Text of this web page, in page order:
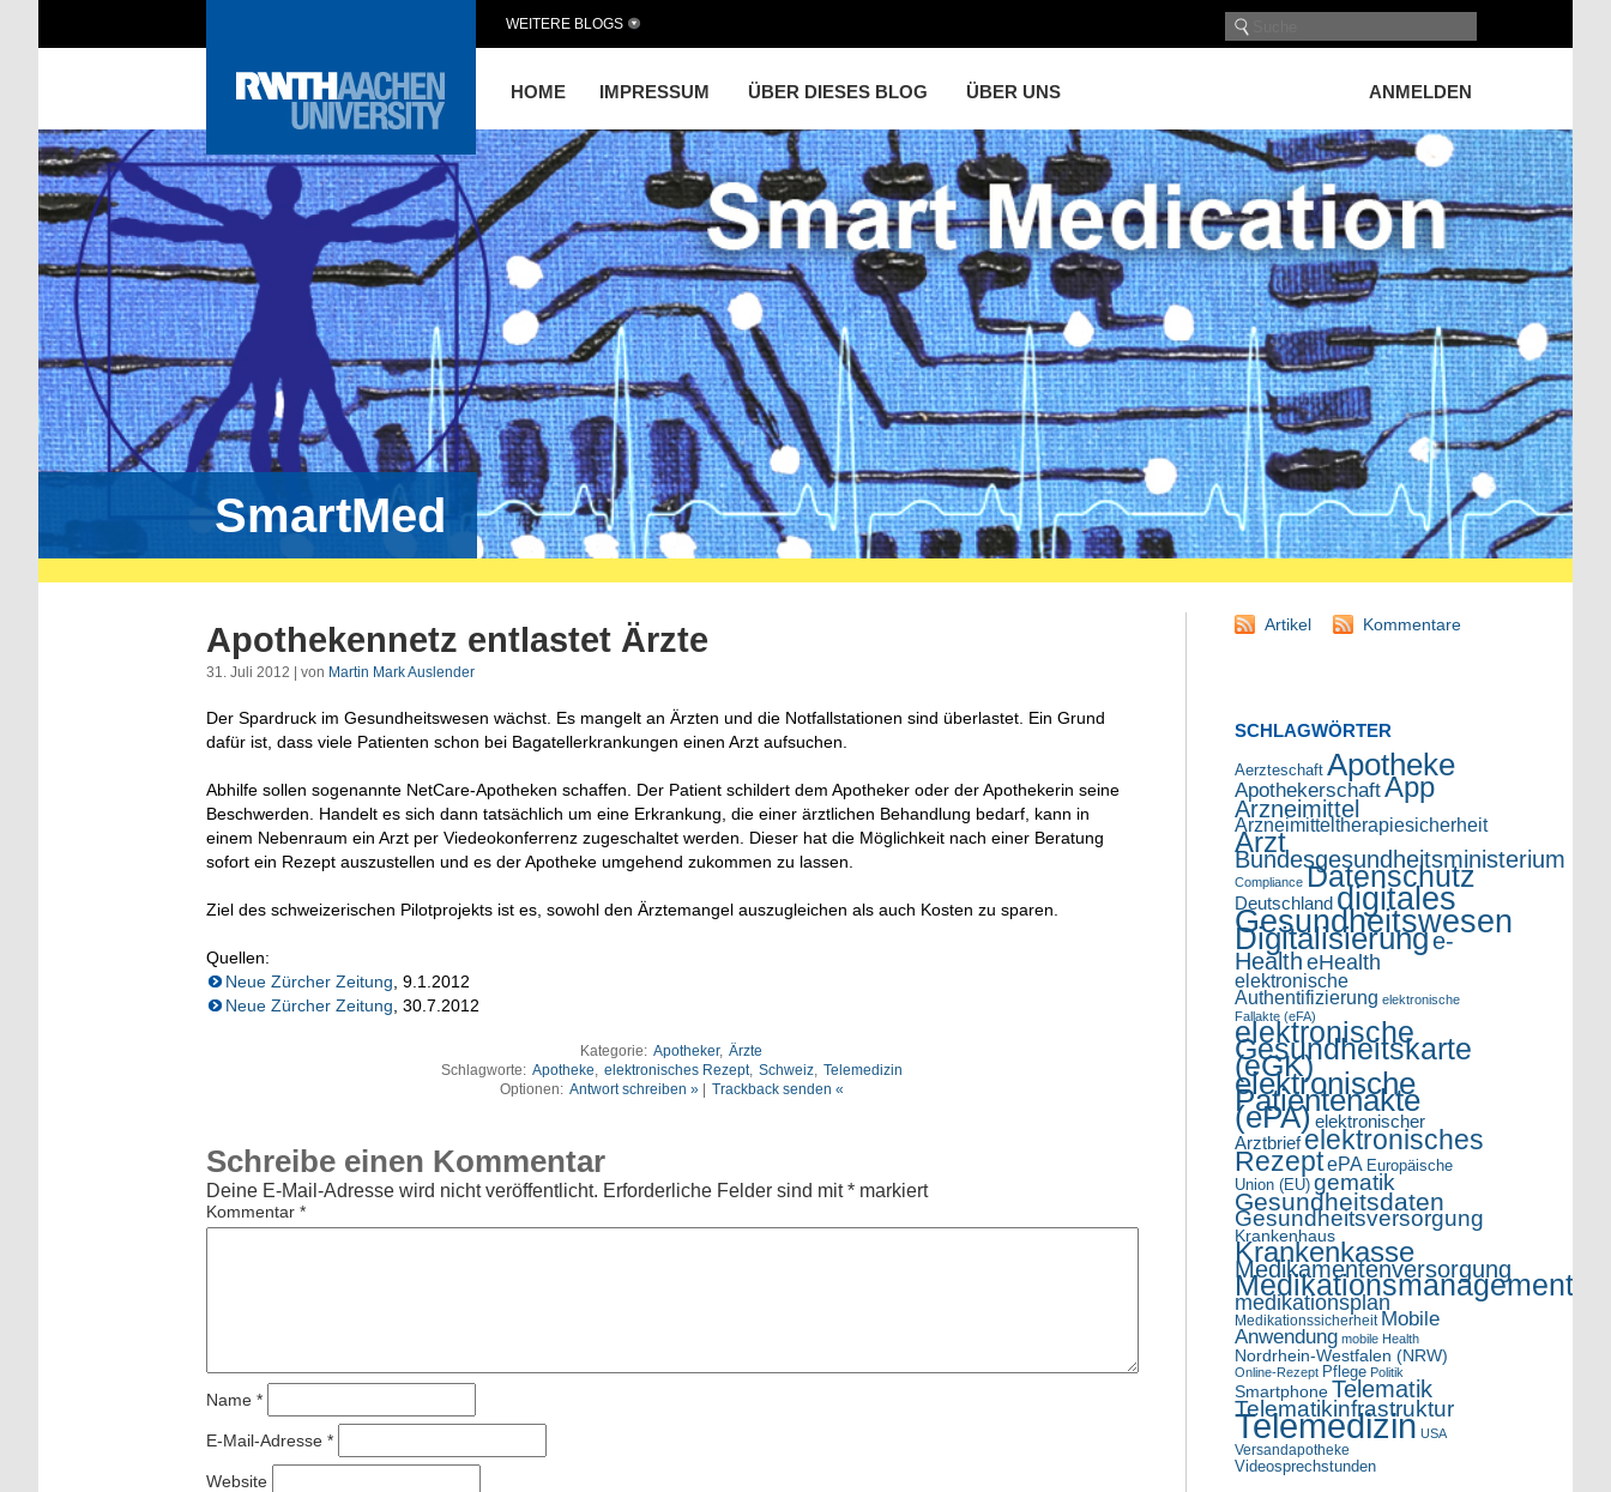
HOME IMPRESSUM ÜBER DIESES BLOG ÜBER UNS ANMELDEN
WEITERE BLOGS
SmartMed
Apothekennetz entlastet Ärzte
31. Juli 2012 | von Martin Mark Auslender
Der Spardruck im Gesundheitswesen wächst. Es mangelt an Ärzten und die Notfallstationen sind überlastet. Ein Grund
dafür ist, dass viele Patienten schon bei Bagatellerkrankungen einen Arzt aufsuchen.
Abhilfe sollen sogenannte NetCare-Apotheken schaffen. Der Patient schildert dem Apotheker oder der Apothekerin seine
Beschwerden. Handelt es sich dann tatsächlich um eine Erkrankung, die einer ärztlichen Behandlung bedarf, kann in
einem Nebenraum ein Arzt per Viedeokonferrenz zugeschaltet werden. Dieser hat die Möglichkeit nach einer Beratung
sofort ein Rezept auszustellen und es der Apotheke umgehend zukommen zu lassen.
Ziel des schweizerischen Pilotprojekts ist es, sowohl den Ärztemangel auszugleichen als auch Kosten zu sparen.
Quellen:
Neue Zürcher Zeitung , 9.1.2012
Neue Zürcher Zeitung , 30.7.2012
Kategorie: Apotheker, Ärzte
Schlagworte: Apotheke, elektronisches Rezept, Schweiz, Telemedizin
Optionen: Antwort schreiben »| Trackback senden «
Schreibe einen Kommentar
Deine E-Mail-Adresse wird nicht veröffentlicht. Erforderliche Felder sind mit* markiert
Kommentar *
Name *
E-Mail-Adresse *
Website
Artikel Kommentare
SCHLAGWÖRTER
Aerzteschaft Apotheke
ApothekerschaftApp
Arzneimittel
Arzneimitteltherapiesicherheit
Arzt
Bundesgesundheitsministerium
Compliance Datenschutz
Deutschlanddigitales
Gesundheitswesen
Digitalisierunge-
Health eHealth
elektronische
Authentifizierung elektronische
Fallakte (eFA)
elektronische
Gesundheitskarte
(eGK)
elektronische
Patientenakte
(ePA) elektronischer
Arztbriefelektronisches
RezeptePA Europäische
Union (EU) gematik
Gesundheitsdaten
Gesundheitsversorgung
Krankenhaus
Krankenkasse
Medikamentenversorgung
Medikationsmanagement
medikationsplan
Medikationssicherheit Mobile
Anwendung mobile Health
Nordrhein-Westfalen (NRW)
Online-Rezept Pflege Politik
Smartphone Telematik
Telematikinfrastruktur
Telemedizin USA
Versandapotheke
Videosprechstunden